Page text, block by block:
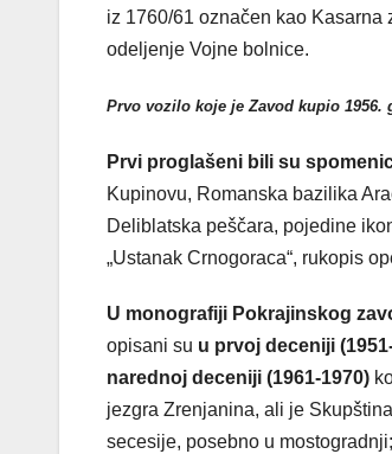
iz 1760/61 označen kao
odeljenje Vojne bolnice.
Prvo vozilo koje je Zavod kupio 1956.
Prvi proglašeni bili su
Kupinovu, Romanska bazilika
Deliblatska peščara, pojedine
„Ustanak Crnogoraca“, rukopis
U monografiji Pokrajinskog
opisani su u prvoj deceniji
narednoj deceniji (1961-1970)
jezgra Zrenjanina, ali je
secesije, posebno u mostogradnji;